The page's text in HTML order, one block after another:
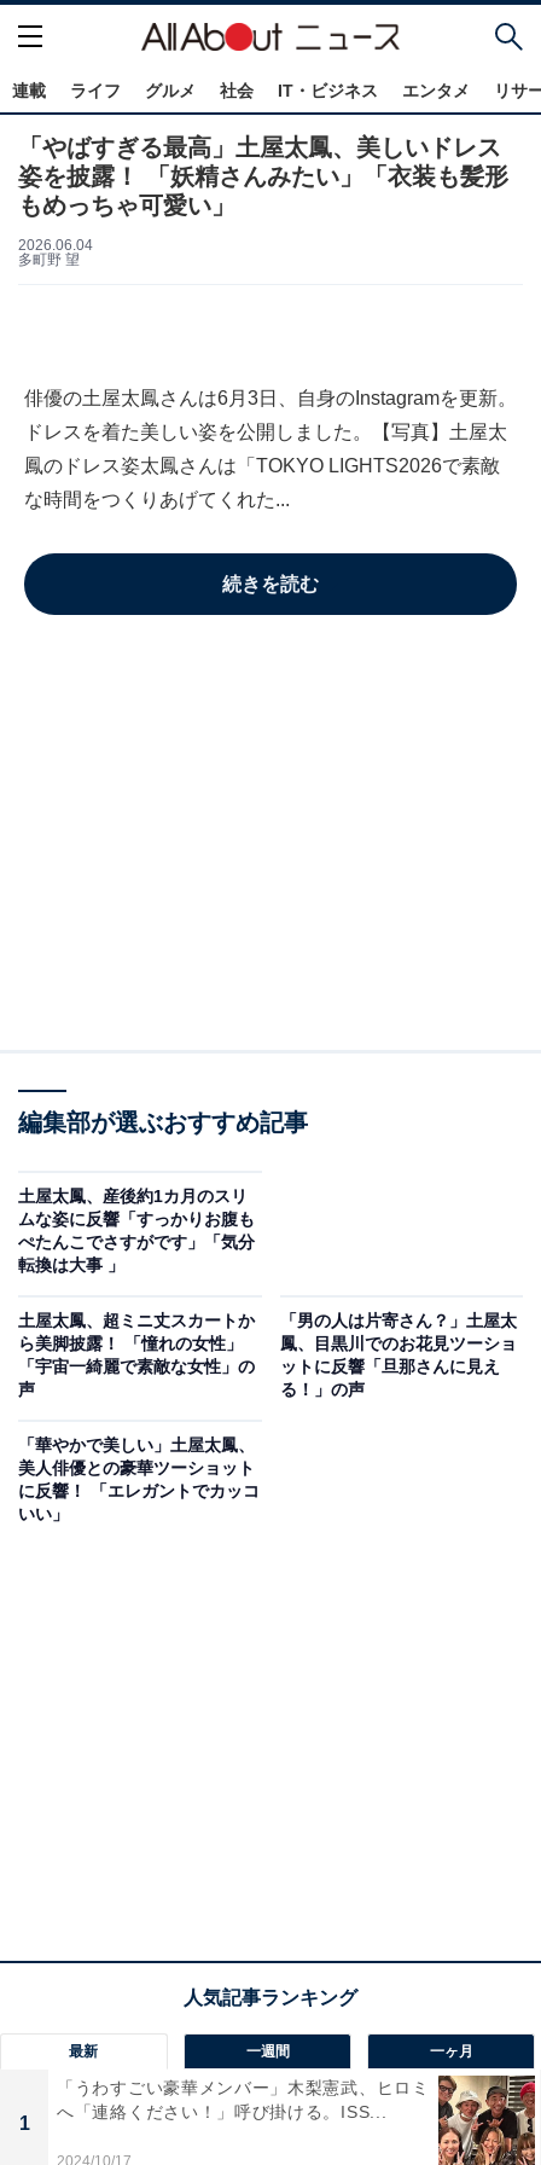
連載 ライフ グルメ 社会 IT・ビジネス エンタメ リサ
「やばすぎる最高」土屋太鳳、美しいドレス
姿を披露！ 「妖精さんみたい」「衣装も髪形
もめっちゃ可愛い」
2026.06.04
多町野 望
俳優の土屋太鳳さんは6月3日、自身のInstagramを更新。
ドレスを着た美しい姿を公開しました。【写真】土屋太
鳳のドレス姿太鳳さんは「TOKYO LIGHTS2026で素敵
な時間をつくりあげてくれた...
続きを読む
編集部が選ぶおすすめ記事
土屋太鳳、産後約1カ月のスリ
ムな姿に反響「すっかりお腹も
ぺたんこでさすがです」「気分
転換は大事 」
土屋太鳳、超ミニ丈スカートか
ら美脚披露！ 「憧れの女性」
「宇宙一綺麗で素敵な女性」の
声
「男の人は片寄さん？」土屋太
鳳、目黒川でのお花見ツーショ
ットに反響「旦那さんに見え
る！」の声
「華やかで美しい」土屋太鳳、
美人俳優との豪華ツーショット
に反響！ 「エレガントでカッコ
いい」
最新 一週間 一ヶ月
1
「うわすごい豪華メンバー」木梨憲武、ヒロミ
へ「連絡ください！」呼び掛ける。ISS...